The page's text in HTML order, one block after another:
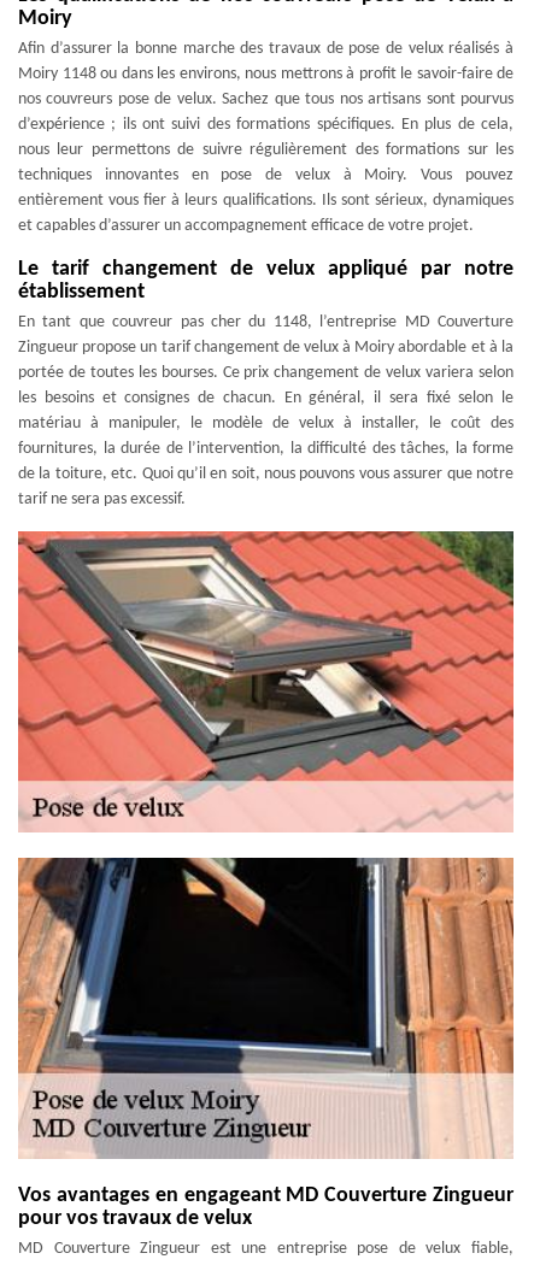
Moiry
Afin d’assurer la bonne marche des travaux de pose de velux réalisés à
Moiry 1148 ou dans les environs, nous mettrons à profit le savoir-faire de
nos couvreurs pose de velux. Sachez que tous nos artisans sont pourvus
d’expérience ; ils ont suivi des formations spécifiques. En plus de cela,
nous leur permettons de suivre régulièrement des formations sur les
techniques innovantes en pose de velux à Moiry. Vous pouvez
entièrement vous fier à leurs qualifications. Ils sont sérieux, dynamiques
et capables d’assurer un accompagnement efficace de votre projet.
Le tarif changement de velux appliqué par notre
établissement
En tant que couvreur pas cher du 1148, l’entreprise MD Couverture
Zingueur propose un tarif changement de velux à Moiry abordable et à la
portée de toutes les bourses. Ce prix changement de velux variera selon
les besoins et consignes de chacun. En général, il sera fixé selon le
matériau à manipuler, le modèle de velux à installer, le coût des
fournitures, la durée de l’intervention, la difficulté des tâches, la forme
de la toiture, etc. Quoi qu’il en soit, nous pouvons vous assurer que notre
tarif ne sera pas excessif.
Vos avantages en engageant MD Couverture Zingueur
pour vos travaux de velux
MD Couverture Zingueur est une entreprise pose de velux fiable,